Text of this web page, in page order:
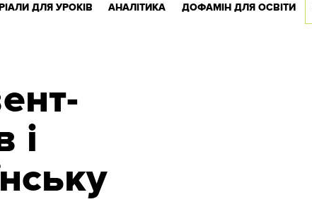
ДЛЯ УРОКІВ АНАЛІТИКА ДОФАМІН ДЛЯ ОСВІТИ
і